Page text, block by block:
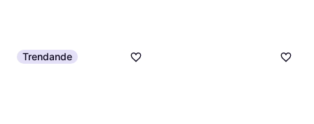
Trendande